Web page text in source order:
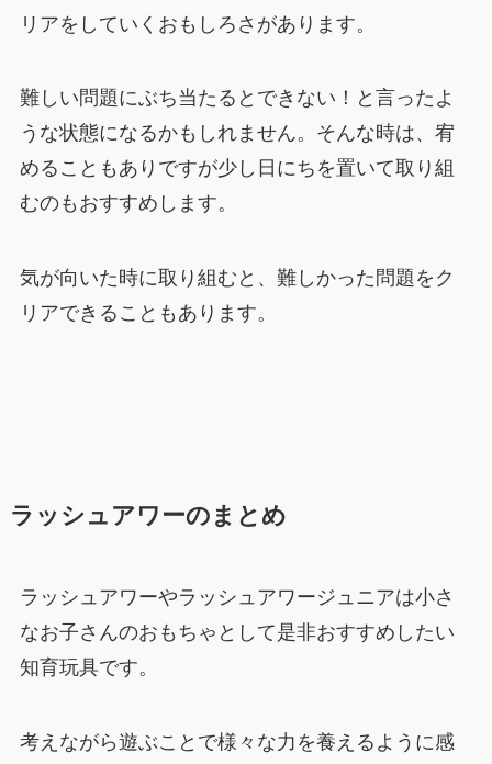
リアをしていくおもしろさがあります。
難しい問題にぶち当たるとできない！と言ったよ
うな状態になるかもしれません。そんな時は、宥
めることもありですが少し日にちを置いて取り組
むのもおすすめします。
気が向いた時に取り組むと、難しかった問題をク
リアできることもあります。
ラッシュアワーのまとめ
ラッシュアワーやラッシュアワージュニアは小さ
なお子さんのおもちゃとして是非おすすめしたい
知育玩具です。
考えながら遊ぶことで様々な力を養えるように感